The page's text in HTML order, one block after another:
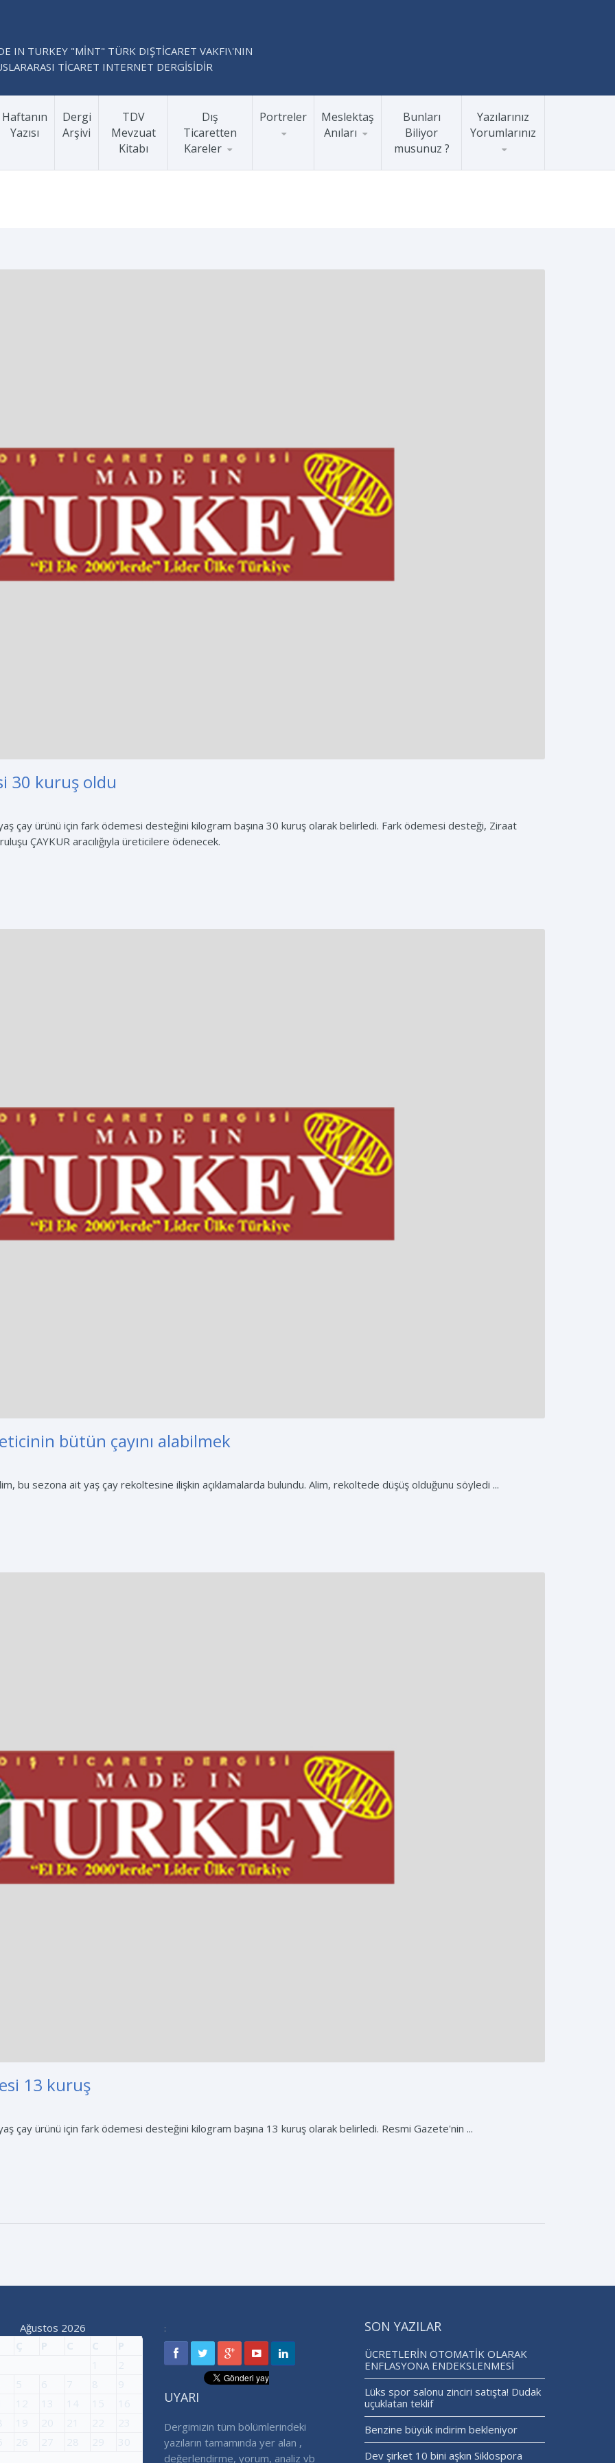
IN TURKEY "MİNT" TÜRK DIŞTİCARET VAKFI\'NIN
TİCARET INTERNET DERGİSİDİR
Haftanın
Yazısı
Dergi
Arşivi
TDV
Mevzuat
Kitabı
Dış
Ticaretten
Kareler
Portreler
Meslektaş
Anıları
Bunları
Biliyor
musunuz ?
Yazılarınız
Yorumlarınız
30 kuruş oldu
yaş çay ürünü için fark ödemesi desteğini kilogram başına 30 kuruş olarak belirledi. Fark ödemesi desteği, Ziraat
ÇAYKUR aracılığıyla üreticilere ödenecek.
bütün çayını alabilmek
bu sezona ait yaş çay rekoltesine ilişkin açıklamalarda bulundu. Alim, rekoltede düşüş olduğunu söyledi ...
13 kuruş
yaş çay ürünü için fark ödemesi desteğini kilogram başına 13 kuruş olarak belirledi. Resmi Gazete'nin ...
Ağustos 2026
Ç
P C C
P
1
2
5
6 7 8
9
12 13 14 15
16
19 20 21 22
23
26 27 28 29 30
:
UYARI
Dergimizin tüm bölümlerindeki
yazıların tamamında yer alan ,
değerlendirme, yorum, analiz vb
SON YAZILAR
ÜCRETLERİN OTOMATİK OLARAK
ENFLASYONA ENDEKSLENMESİ
Lüks spor salonu zinciri satışta! Dudak
uçuklatan teklif
Benzine büyük indirim bekleniyor
Dev şirket 10 bini aşkın Siklospora